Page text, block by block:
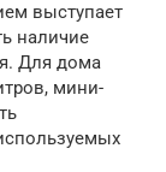
выступает
наличие
Для дома
мини-